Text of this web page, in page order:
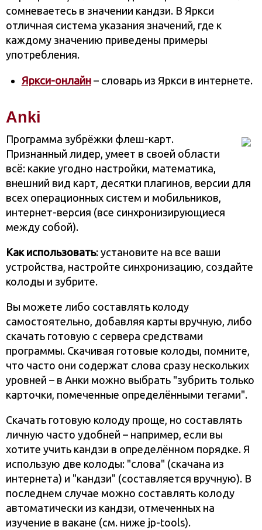
сомневаетесь в значении кандзи. В Яркси
отличная система указания значений, где к
каждому значению приведены примеры
употребления.
Яркси-онлайн– словарь из Яркси в интернете.
Anki
Программа зубрёжки флеш-карт.
Признанный лидер, умеет в своей области
всё: какие угодно настройки, математика,
внешний вид карт, десятки плагинов, версии для
всех операционных систем и мобильников,
интернет-версия (все синхронизирующиеся
между собой).
Как использовать: установите на все ваши
устройства, настройте синхронизацию, создайте
колоды и зубрите.
Вы можете либо составлять колоду
самостоятельно, добавляя карты вручную, либо
скачать готовую с сервера средствами
программы. Скачивая готовые колоды, помните,
что часто они содержат слова сразу нескольких
уровней – в Анки можно выбрать "зубрить только
карточки, помеченные определёнными тегами".
Скачать готовую колоду проще, но составлять
личную часто удобней – например, если вы
хотите учить кандзи в определённом порядке. Я
использую две колоды: "слова" (скачана из
интернета) и "кандзи" (составляется вручную). В
последнем случае можно составлять колоду
автоматически из кандзи, отмеченных на
изучение в вакане (см. ниже jp-tools).